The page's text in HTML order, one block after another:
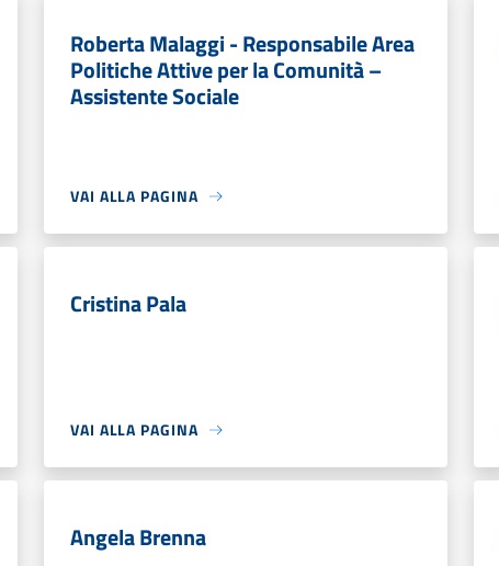
Roberta Malaggi - Responsabile Area
Politiche Attive per la Comunità –
Assistente Sociale
VAI ALLA PAGINA
Cristina Pala
VAI ALLA PAGINA
Angela Brenna